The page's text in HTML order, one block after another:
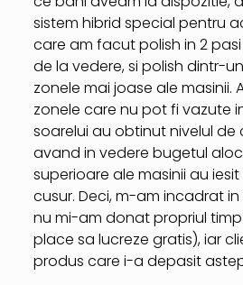
sistem hibrid special pentru
care am facut polish in 2
de la vedere, si polish dintr-
zonele mai joase ale masinii.
zonele care nu pot fi vazute
soarelui au obtinut nivelul
avand in vedere bugetul
superioare ale masinii au
cusur. Deci, m-am incadrat
nu mi-am donat propriul
place sa lucreze gratis), iar
produs care i-a depasit